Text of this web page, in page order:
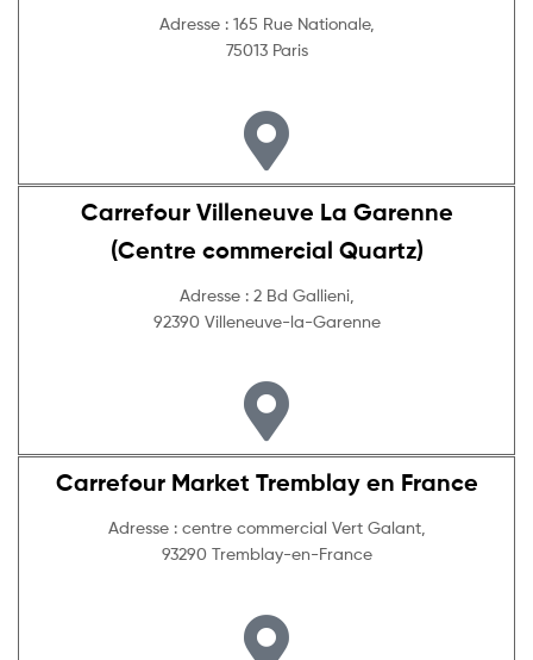
Adresse : 165 Rue Nationale,
75013 Paris
Carrefour Villeneuve La Garenne
(Centre commercial Quartz)
Adresse : 2 Bd Gallieni,
92390 Villeneuve-la-Garenne
Carrefour Market Tremblay en France
Adresse : centre commercial Vert Galant,
93290 Tremblay-en-France